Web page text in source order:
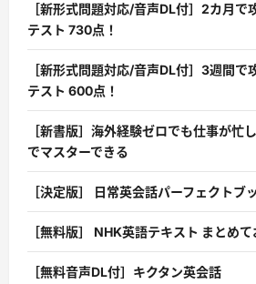
［新形式問題対応/音声DL付］2カ月で
テスト 730点！
［新形式問題対応/音声DL付］3週間で
テスト 600点！
［新書版］海外経験ゼロでも仕事が忙
でマスターできる
［決定版］ 日常英会話パーフェクトブ
［無料版］ NHK英語テキスト まとめ
［無料音声DL付］キクタン英会話